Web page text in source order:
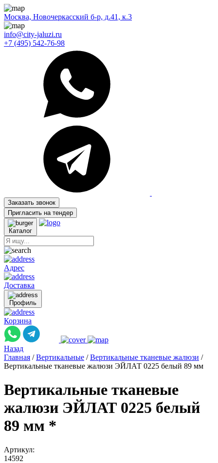
Москва, Новочеркасский б-р, д.41, к.3
info@city-jaluzi.ru
+7 (495) 542-76-98
Заказать звонок
Пригласить на тендер
Каталог
Адрес
Доставка
Профиль
Корзина
Назад
Главная / Вертикальные / Вертикальные тканевые жалюзи /
Вертикальные тканевые жалюзи ЭЙЛАТ 0225 белый 89 мм
Вертикальные тканевые
жалюзи ЭЙЛАТ 0225 белый
89 мм *
Артикул:
14592